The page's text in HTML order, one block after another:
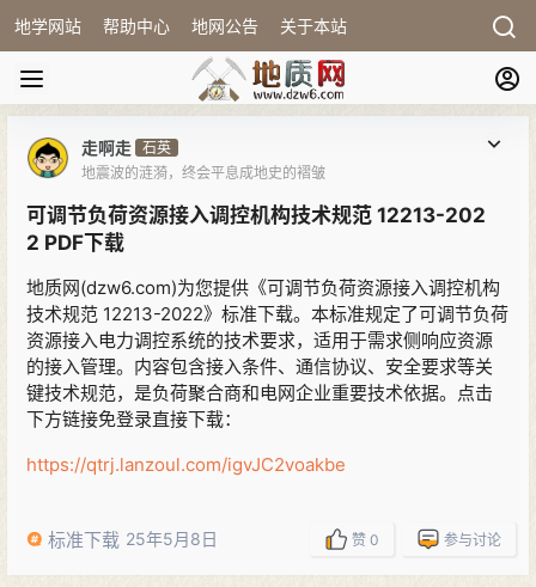
地学网站 帮助中心 地网公告 关于本站
走啊走 石英
地震波的涟漪，终会平息成地史的褶皱
可调节负荷资源接入调控机构技术规范 12213-202
2 PDF下载
地质网(dzw6.com)为您提供《可调节负荷资源接入调控机构
技术规范 12213-2022》标准下载。本标准规定了可调节负荷
资源接入电力调控系统的技术要求，适用于需求侧响应资源
的接入管理。内容包含接入条件、通信协议、安全要求等关
键技术规范，是负荷聚合商和电网企业重要技术依据。点击
下方链接免登录直接下载：
https://qtrj.lanzoul.com/igvJC2voakbe
标准下载 25年5月8日 赞 0 参与讨论